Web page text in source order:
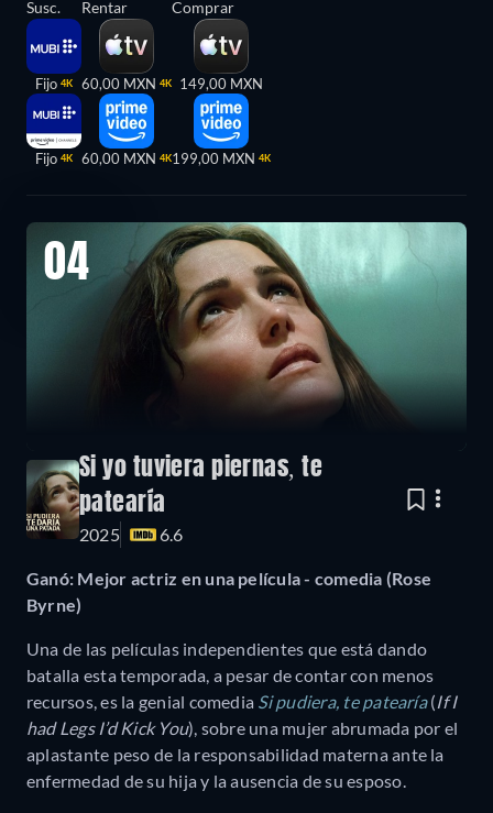
Susc.
Fijo 4K
Fijo 4K
Rentar
60,00 MXN 4K
60,00 MXN 4K
Comprar
149,00 MXN
199,00 MXN 4K
04
Si yo tuviera piernas, te
patearía
2025 6.6
Ganó: Mejor actriz en una película - comedia (Rose
Byrne)
Una de las películas independientes que está dando
batalla esta temporada, a pesar de contar con menos
recursos, es la genial comedia Si pudiera, te patearía(If I
had Legs I’d Kick You), sobre una mujer abrumada por el
aplastante peso de la responsabilidad materna ante la
enfermedad de su hija y la ausencia de su esposo.